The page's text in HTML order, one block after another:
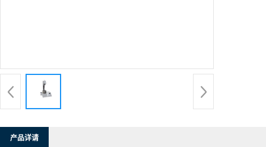
产品详请